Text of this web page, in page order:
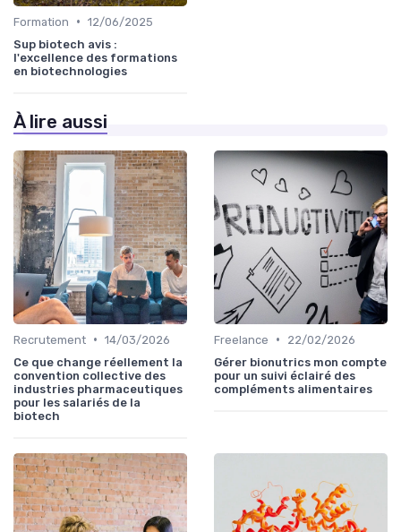
Formation • 12/06/2025
Sup biotech avis :
l'excellence des formations
en biotechnologies
À lire aussi
Recrutement • 14/03/2026
Ce que change réellement la
convention collective des
industries pharmaceutiques
pour les salariés de la
biotech
Freelance •
22/02/2026
Gérer bionutrics mon compte
pour un suivi éclairé des
compléments alimentaires